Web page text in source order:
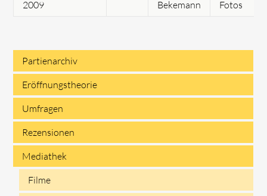
2009
Bekemann
Fotos
Navigation
überspringen
Partienarchiv
Eröffnungstheorie
Umfragen
Rezensionen
Mediathek
Filme